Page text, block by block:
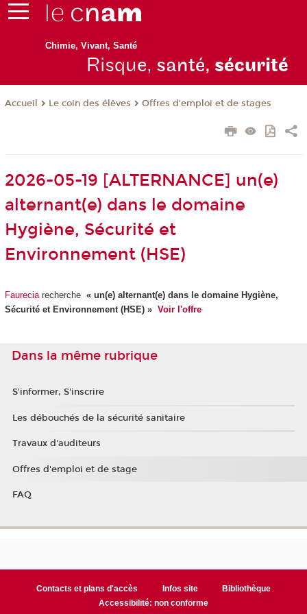
Chimie, Vivant, Santé
Risque, santé, sécurité
Accueil Le coin des élèves Offres d'emploi et de stages
2026-05-19 [ALTERNANCE] un(e)
alternant(e) dans le domaine
Hygiène, Sécurité et
Environnement (HSE)
Faureciarecherche « un(e) alternant(e) dans le domaine Hygiène,
Sécurité et Environnement (HSE) » Voir l'offre
Dans la même rubrique
S'informer, S'inscrire
Les débouchés de la sécurité sanitaire
Travaux d'auditeurs
Offres d'emploi et de stage
FAQ
Contacts et plans d'accès Infos site
Bibliothèque
Accessibilité: non conforme